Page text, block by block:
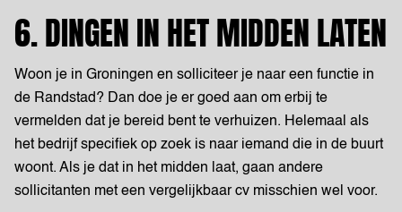
6. DINGEN IN HET MIDDEN LATEN
Woon je in Groningen en solliciteer je naar een functie in
de Randstad? Dan doe je er goed aan om erbij te
vermelden dat je bereid bent te verhuizen. Helemaal als
het bedrijf specifiek op zoek is naar iemand die in de buurt
woont. Als je dat in het midden laat, gaan andere
sollicitanten met een vergelijkbaar cv misschien wel voor.